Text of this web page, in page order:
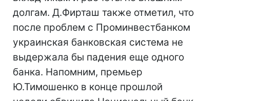
долгам. Д.Фирташ также отметил, что
после проблем с Проминвестбанком
украинская банковская система не
выдержала бы падения еще одного
банка. Напомним, премьер
Ю.Тимошенко в конце прошлой